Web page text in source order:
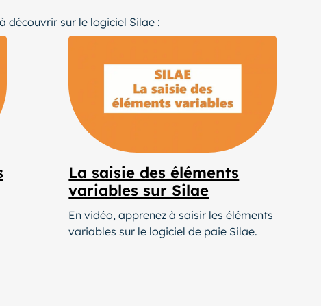
découvrir sur le logiciel Silae :
La saisie des éléments
variables sur Silae
En vidéo, apprenez à saisir les éléments
variables sur le logiciel de paie Silae.